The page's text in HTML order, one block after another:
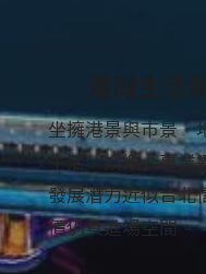
港灣生活
坐擁港景與市景，
生活、娛樂、事業
發展潛力近似台北
價仍具進場空間。